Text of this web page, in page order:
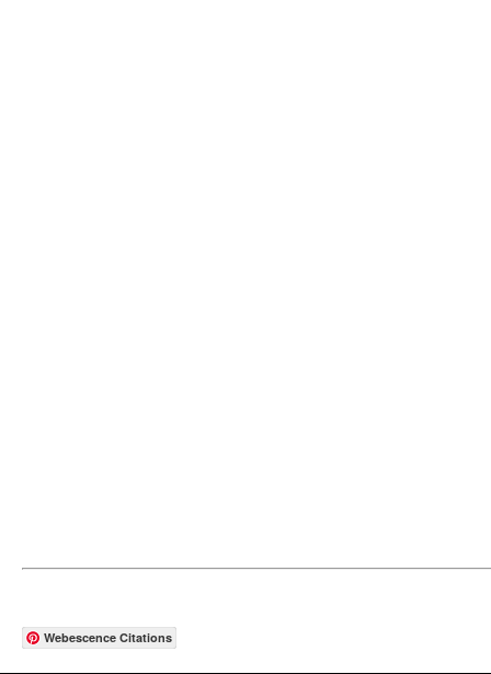
Webescence Citations